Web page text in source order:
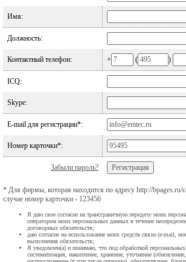
Имя:
Должность:
Контактный телефон: + ( )
ICQ:
Skype:
E-mail для регистрации*:
Номер карточки*:
Забыли пароль?
* Для фирмы, которая находится по адресу http://
случае номер карточки - 123456
Я даю свое согласие на трансграничную передачу моих
оператором моих персональных данных в течение
договорных обязательств;
даю согласие на использование моих средств связи (e-mail,
выполнения обязательств;
Я уведомлен(а) и понимаю, что под обработкой персональных
систематизация, накопление, хранение, уточнение